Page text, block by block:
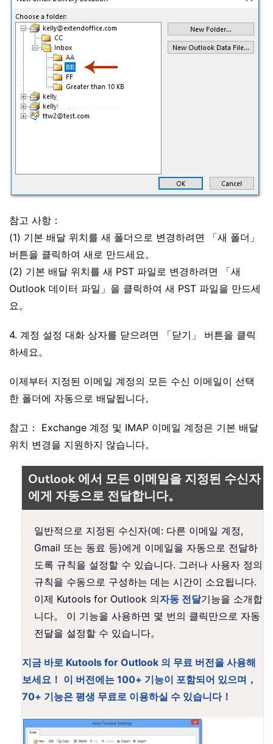
참고 사항：
(1) 기본 배달 위치를 새 폴더으로 변경하려면 「새 폴더」
버튼을 클릭하여 새로 만드세요。
(2) 기본 배달 위치를 새 PST 파일로 변경하려면 「새
Outlook 데이터 파일」을 클릭하여 새 PST 파일을 만드세
요。
4. 계정 설정 대화 상자를 닫으려면 「닫기」 버튼을 클릭
하세요。
이제부터 지정된 이메일 계정의 모든 수신 이메일이 선택
한 폴더에 자동으로 배달됩니다。
참고： Exchange 계정 및 IMAP 이메일 계정은 기본 배달
위치 변경을 지원하지 않습니다。
Outlook 에서 모든 이메일을 지정된 수신자
에게 자동으로 전달합니다。
일반적으로 지정된 수신자(예: 다른 이메일 계정,
Gmail 또는 동료 등)에게 이메일을 자동으로 전달하
도록 규칙을 설정할 수 있습니다. 그러나 사용자 정의
규칙을 수동으로 구성하는 데는 시간이 소요됩니다.
이제 Kutools for Outlook 의자동 전달기능을 소개합
니다。 이 기능을 사용하면 몇 번의 클릭만으로 자동
전달을 설정할 수 있습니다。
지금 바로 Kutools for Outlook 의 무료 버전을 사용해
보세요！ 이 버전에는 100+ 기능이 포함되어 있으며，
70+ 기능은 평생 무료로 이용하실 수 있습니다！